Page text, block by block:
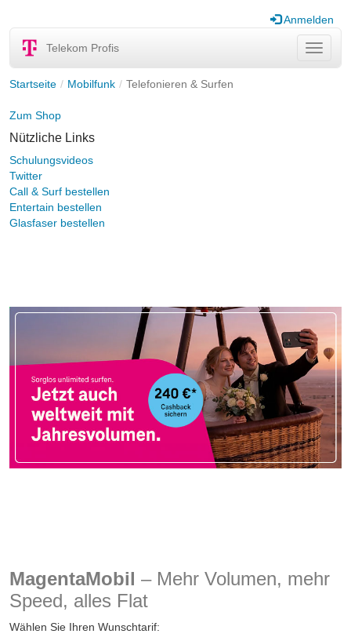
Anmelden
ein-/
Telekom Profis
Startseite Mobilfunk Telefonieren & Surfen
Zum Shop
Nützliche Links
Schulungsvideos
Twitter
Call & Surf bestellen
Entertain bestellen
Glasfaser bestellen
MagentaMobil – Mehr Volumen, mehr
Speed, alles Flat
Wählen Sie Ihren Wunschtarif: